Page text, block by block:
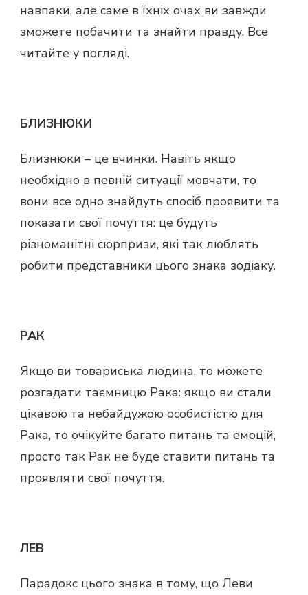
навпаки, але саме в їхніх очах ви завжди
зможете побачити та знайти правду. Все
читайте у погляді.
БЛИЗНЮКИ
Близнюки – це вчинки. Навіть якщо
необхідно в певній ситуації мовчати, то
вони все одно знайдуть спосіб проявити та
показати свої почуття: це будуть
різноманітні сюрпризи, які так люблять
робити представники цього знака зодіаку.
РАК
Якщо ви товариська людина, то можете
розгадати таємницю Рака: якщо ви стали
цікавою та небайдужою особистістю для
Рака, то очікуйте багато питань та емоцій,
просто так Рак не буде ставити питань та
проявляти свої почуття.
ЛЕВ
Парадокс цього знака в тому, що Леви